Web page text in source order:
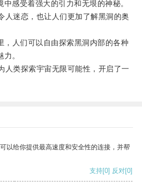
感受着强大的引力和无垠的神秘。
迷恋，也让人们更加了解黑洞的奥
人们可以自由探索黑洞内部的各种
。
类探索宇宙无限可能性，开启了一
以给你提供最高速度和安全性的连接，并帮
支持[0] 反对[0]